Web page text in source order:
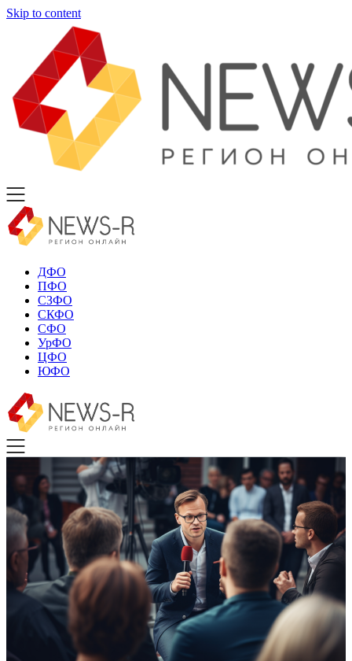
Skip to content
ДФО
ПФО
СЗФО
СКФО
СФО
УрФО
ЦФО
ЮФО